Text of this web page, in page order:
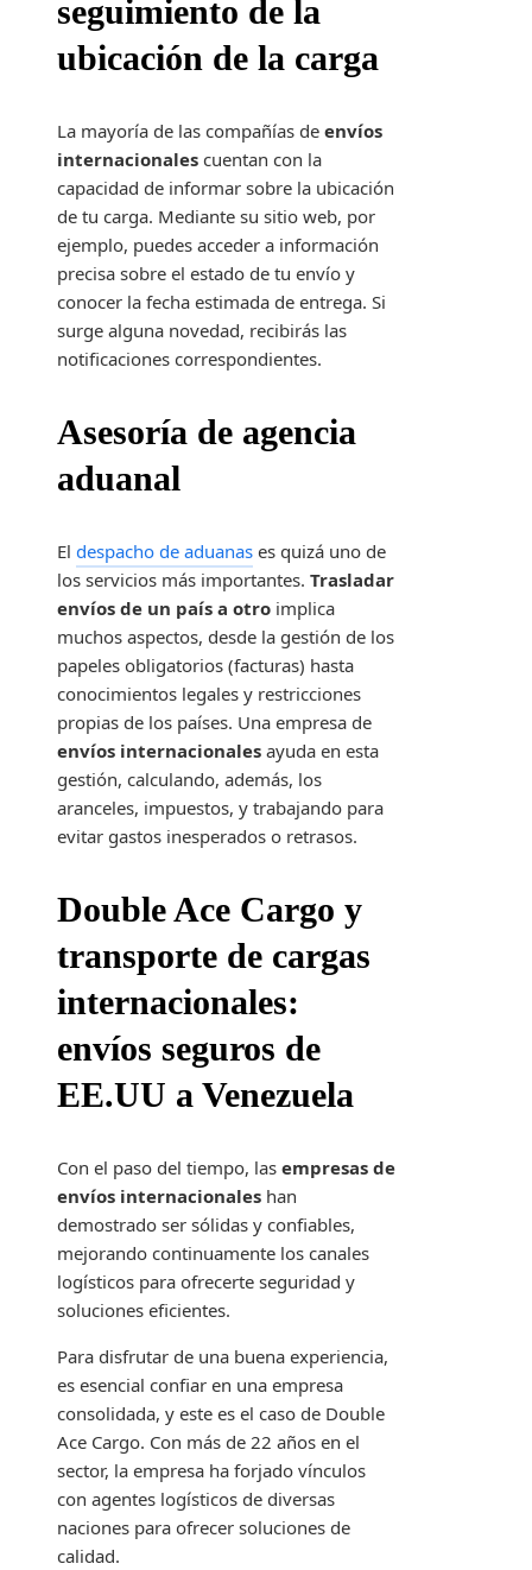
seguimiento de la
ubicación de la carga
La mayoría de las compañías de envíos
internacionales cuentan con la
capacidad de informar sobre la ubicación
de tu carga. Mediante su sitio web, por
ejemplo, puedes acceder a información
precisa sobre el estado de tu envío y
conocer la fecha estimada de entrega. Si
surge alguna novedad, recibirás las
notificaciones correspondientes.
Asesoría de agencia
aduanal
El despacho de aduanas es quizá uno de
los servicios más importantes. Trasladar
envíos de un país a otro implica
muchos aspectos, desde la gestión de los
papeles obligatorios (facturas) hasta
conocimientos legales y restricciones
propias de los países. Una empresa de
envíos internacionales ayuda en esta
gestión, calculando, además, los
aranceles, impuestos, y trabajando para
evitar gastos inesperados o retrasos.
Double Ace Cargo y
transporte de cargas
internacionales:
envíos seguros de
EE.UU a Venezuela
Con el paso del tiempo, las empresas de
envíos internacionales han
demostrado ser sólidas y confiables,
mejorando continuamente los canales
logísticos para ofrecerte seguridad y
soluciones eficientes.
Para disfrutar de una buena experiencia,
es esencial confiar en una empresa
consolidada, y este es el caso de Double
Ace Cargo. Con más de 22 años en el
sector, la empresa ha forjado vínculos
con agentes logísticos de diversas
naciones para ofrecer soluciones de
calidad.